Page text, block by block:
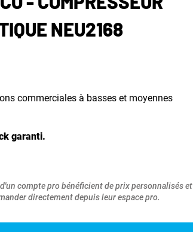
NEU2168
commerciales à basses et moyennes
garanti.
compte pro bénéficient de prix personnalisés et
directement depuis leur espace pro.